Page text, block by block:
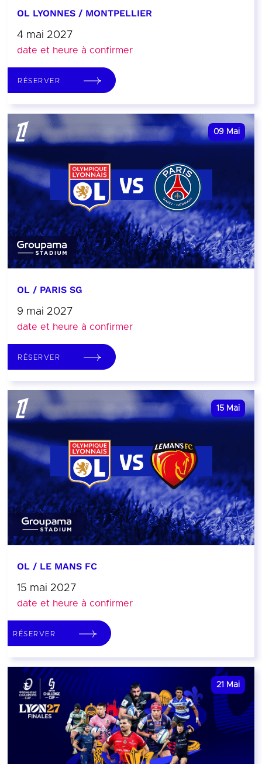
OL LYONNES / MONTPELLIER
4 mai 2027
date et heure à confirmer
RÉSERVER
09 Mai
OL / PARIS SG
9 mai 2027
date et heure à confirmer
RÉSERVER
15 Mai
OL / LE MANS FC
15 mai 2027
date et heure à confirmer
RÉSERVER
21 Mai